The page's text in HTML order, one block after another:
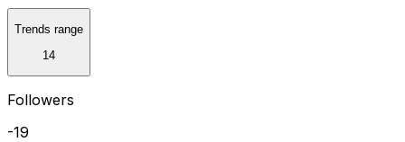
Trends range
14
Followers
-19